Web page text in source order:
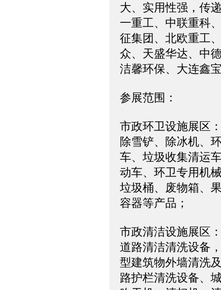
大、实用性强，传
一重工、中联重科
征集团、北欧重工
众、天盛华达、中
洁馨环保、大连鑫
参展范围：
市政环卫设施展区
除雪铲、除冰机、
车、垃圾收集清运
动车、环卫专用机
垃圾桶、废物箱、
容器等产品；
市政清洁设施展区
道路清洁清洗设备
型建筑物外墙清洗
路护栏清洗设备、